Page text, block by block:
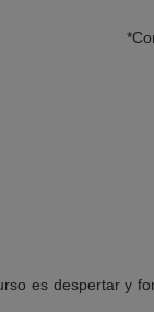
es despertar y